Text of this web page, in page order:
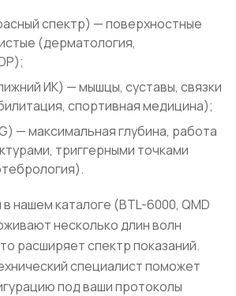
спектр) — поверхностные
(дерматология,
ИК) — мышцы, суставы, связки
спортивная медицина);
— максимальная глубина, работа
триггерными точками
нашем каталоге (BTL-6000, QMD
несколько длин волн
расширяет спектр показаний.
специалист поможет
под ваши протоколы